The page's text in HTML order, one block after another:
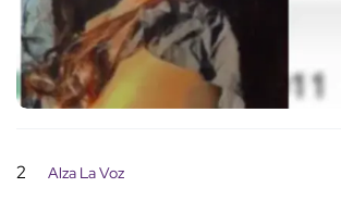
2 Alza La Voz